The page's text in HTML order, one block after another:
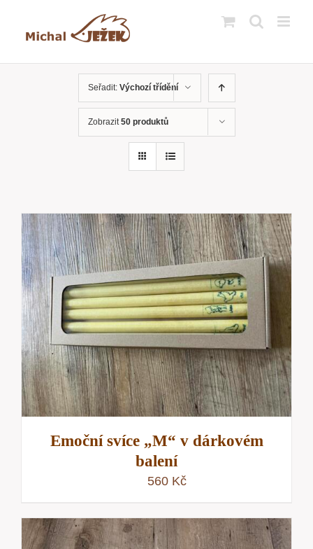
Seřadit: Výchozí třídění
Zobrazit50 produktů
Emoční svíce „M“ v dárkovém
balení
560 Kč